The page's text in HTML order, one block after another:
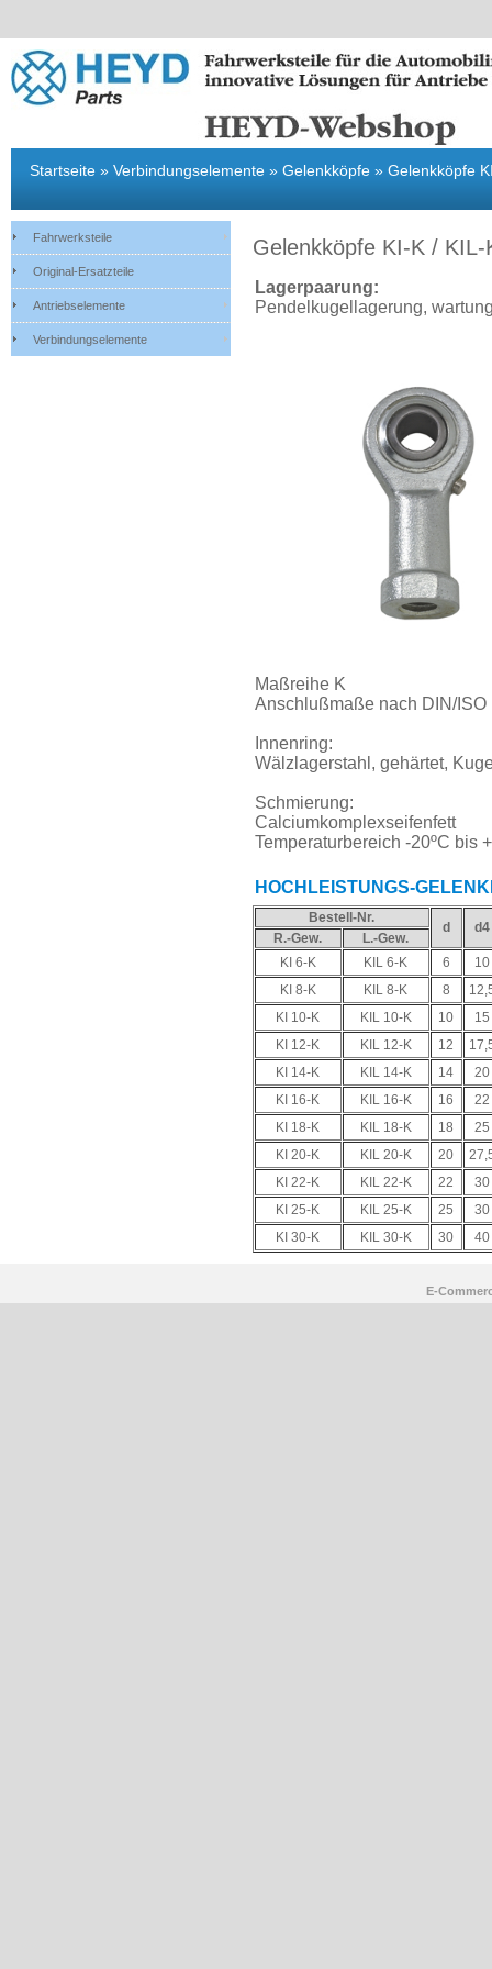
Fahrwerksteile Original-Ersatzteile Antriebselemente
Startseite » Verbindungselemente » Gelenkköpfe » Gelenkköpfe
Gelenkköpfe KI-K /
Lagerpaarung:
Pendelkugellagerung,
Maßreihe K
Anschlußmaße nach DIN/ISO
Innenring:
Wälzlagerstahl, gehärtet,
Schmierung:
Calciumkomplexseifenfett
Temperaturbereich -20ºC bis
HOCHLEISTUNGS-
Bestell-Nr.
d d4
R.-Gew.
L.-Gew.
KI 6-K
KIL 6-K 6
10
KI 8-K
KIL 8-K 8
KI 10-K
KIL 10-K 10
15
KI 12-K
KIL 12-K 12
KI 14-K
KIL 14-K 14
20
KI 16-K
KIL 16-K 16
22
KI 18-K
KIL 18-K 18
25
KI 20-K
KIL 20-K 20
KI 22-K
KIL 22-K 22
30
KI 25-K
KIL 25-K 25
30
KI 30-K
KIL 30-K 30 40
Fahrwerksteile
Original-Ersatzteile
Antriebselemente
Verbindungselemente
E-